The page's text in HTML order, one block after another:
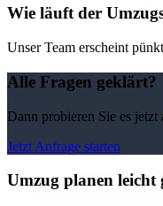
Wie läuft der
Unser Team erscheint
Alle Fragen geklärt?
Dann probieren Sie es
Jetzt Anfrage starten
Umzug planen leicht